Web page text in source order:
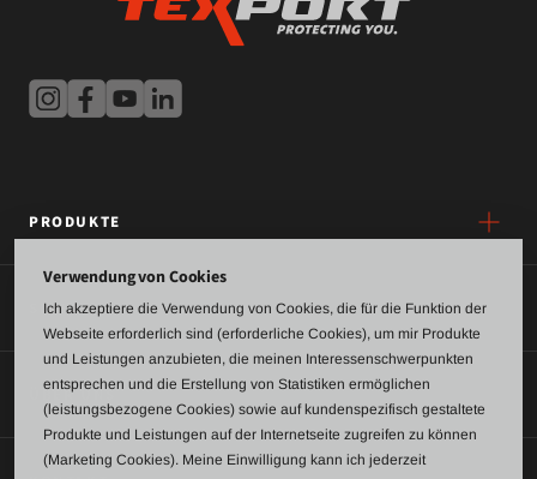
PRODUKTE
SERVICE
ÜBER UNS
Verwendung von Cookies
Ich akzeptiere die Verwendung von Cookies, die für die Funktion der
Webseite erforderlich sind (erforderliche Cookies), um mir Produkte
und Leistungen anzubieten, die meinen Interessenschwerpunkten
entsprechen und die Erstellung von Statistiken ermöglichen
(leistungsbezogene Cookies) sowie auf kundenspezifisch gestaltete
Produkte und Leistungen auf der Internetseite zugreifen zu können
(Marketing Cookies). Meine Einwilligung kann ich jederzeit